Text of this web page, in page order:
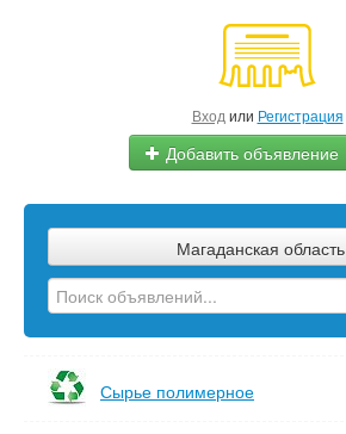
Вход или Регистрация
Добавить объявление
Сырье
Изделия
Магаданская область
Сырье полимерное